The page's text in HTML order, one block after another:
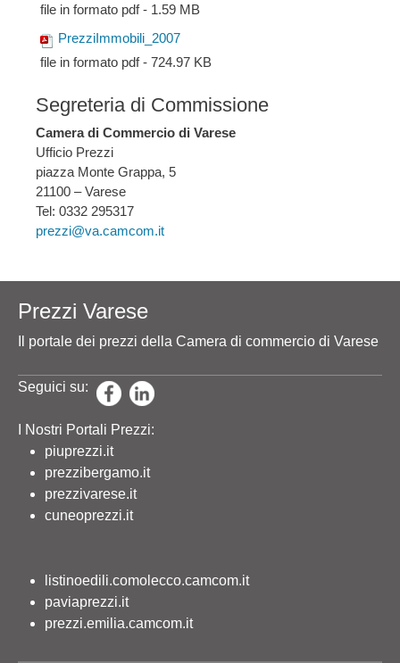
file in formato pdf - 1.59 MB
PrezziImmobili_2007
file in formato pdf - 724.97 KB
Segreteria di Commissione
Camera di Commercio di Varese
Ufficio Prezzi
piazza Monte Grappa, 5
21100 – Varese
Tel: 0332 295317
prezzi@va.camcom.it
Prezzi Varese
Il portale dei prezzi della Camera di commercio di Varese
Seguici su:
I Nostri Portali Prezzi:
piuprezzi.it
prezzibergamo.it
prezzivarese.it
cuneoprezzi.it
listinoedili.comolecco.camcom.it
paviaprezzi.it
prezzi.emilia.camcom.it